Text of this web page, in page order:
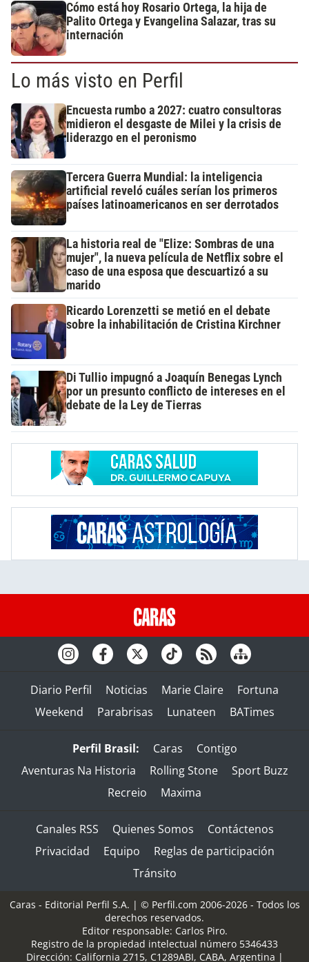
Cómo está hoy Rosario Ortega, la hija de
Palito Ortega y Evangelina Salazar, tras su
internación
Lo más visto en Perfil
Encuesta rumbo a 2027: cuatro consultoras
midieron el desgaste de Milei y la crisis de
liderazgo en el peronismo
Tercera Guerra Mundial: la inteligencia
artificial reveló cuáles serían los primeros
países latinoamericanos en ser derrotados
La historia real de "Elize: Sombras de una
mujer", la nueva película de Netflix sobre el
caso de una esposa que descuartizó a su
marido
Ricardo Lorenzetti se metió en el debate
sobre la inhabilitación de Cristina Kirchner
Di Tullio impugnó a Joaquín Benegas Lynch
por un presunto conflicto de intereses en el
debate de la Ley de Tierras
Diario Perfil Noticias Marie Claire
Fortuna
Weekend
Parabrisas Lunateen BATimes
Perfil Brasil: Caras
Contigo
Aventuras Na Historia
Rolling Stone
Sport Buzz
Recreio
Maxima
Canales RSS Quienes Somos
Contáctenos
Privacidad
Equipo
Reglas de participación
Tránsito
Caras - Editorial Perfil S.A. | © Perfil.com 2006-2026 - Todos los
derechos reservados.
Editor responsable: Carlos Piro.
Registro de la propiedad intelectual número 5346433
Dirección: California 2715, C1289ABI, CABA, Argentina |